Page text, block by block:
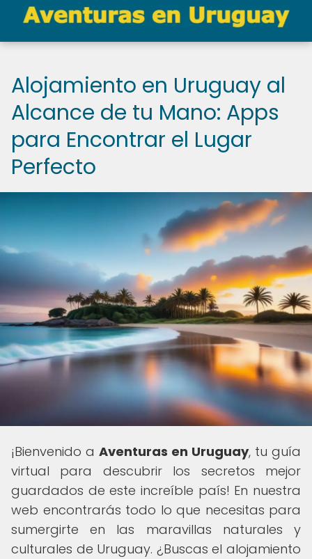
Alojamiento en Uruguay al
Alcance de tu Mano: Apps
para Encontrar el Lugar
Perfecto
¡Bienvenido a Aventuras en Uruguay, tu guía
virtual para descubrir los secretos mejor
guardados de este increíble país! En nuestra
web encontrarás todo lo que necesitas para
sumergirte en las maravillas naturales y
culturales de Uruguay. ¿Buscas el alojamiento